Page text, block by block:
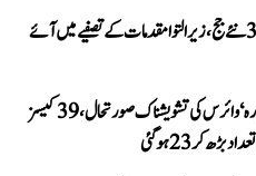
4 ہائی کورٹ کو ملے 30 نئے جج، زیر التوا مقدمات کے تصفیے میں آئے
گجرات میں ’چاندی پورہ‘ وائرس کی تشویشناک صورتحال، 39 کیسز
کر 23 ہوگئی